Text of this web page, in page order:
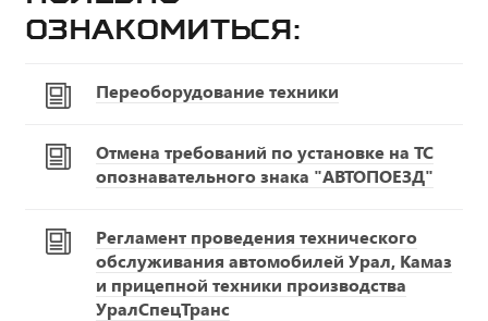
ознакомиться:
Переоборудование техники
Отмена требований по установке на ТС
опознавательного знака "АВТОПОЕЗД"
Регламент проведения технического
обслуживания автомобилей Урал, Камаз
и прицепной техники производства
УралСпецТранс